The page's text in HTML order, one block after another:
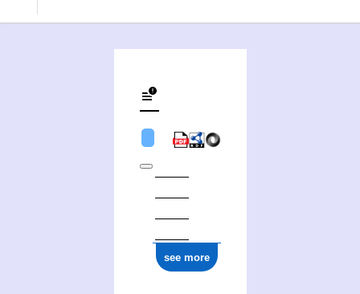
see more